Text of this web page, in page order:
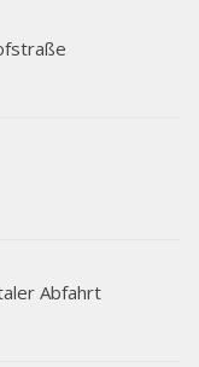
Abfahrt